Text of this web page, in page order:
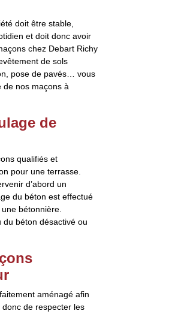
doit être stable,
et doit donc avoir
chez Debart Richy
de sols
pose de pavés… vous
de nos maçons à
de
qualifiés et
pour une terrasse.
d’abord un
du béton est effectué
bétonnière.
du béton désactivé ou
aménagé afin
donc de respecter les